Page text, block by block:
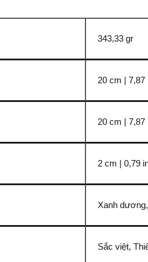
343,33 gr
20 cm | 7,87
20 cm | 7,87
2 cm | 0,79
Xanh
Sắc việt,